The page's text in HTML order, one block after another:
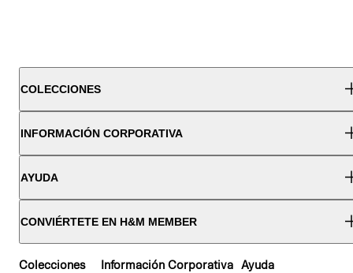
COLECCIONES
INFORMACIÓN CORPORATIVA
AYUDA
CONVIÉRTETE EN H&M MEMBER
Colecciones Información Corporativa Ayuda